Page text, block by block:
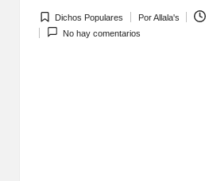
Publicada
en
Dichos Populares PorAllala's
No hay comentarios